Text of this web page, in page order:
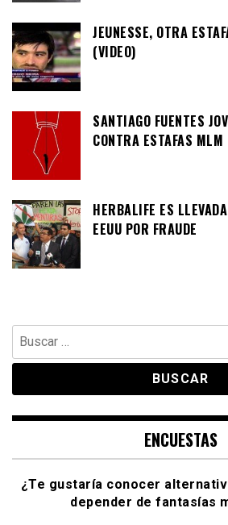
JEUNESSE, OTRA
(VIDEO)
SANTIAGO FUENTES
CONTRA ESTAFAS MLM
HERBALIFE ES
EEUU POR FRAUDE
Buscar:
ENCUESTAS
¿Te gustaría conocer
depender de fantasías